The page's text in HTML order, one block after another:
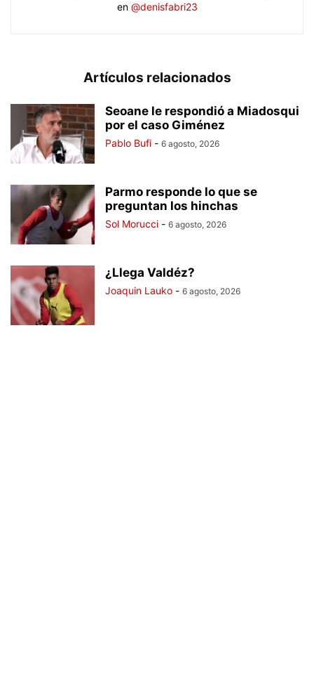
en @denisfabri23
Artículos relacionados
Seoane le respondió a Miadosqui
por el caso Giménez
Pablo Bufi - 6 agosto, 2026
Parmo responde lo que se
preguntan los hinchas
Sol Morucci - 6 agosto, 2026
¿Llega Valdéz?
Joaquin Lauko - 6 agosto, 2026